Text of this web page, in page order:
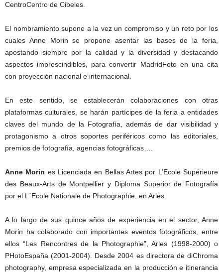
CentroCentro de Cibeles.
El nombramiento supone a la vez un compromiso y un reto por los
cuales Anne Morin se propone asentar las bases de la feria,
apostando siempre por la calidad y la diversidad y destacando
aspectos imprescindibles, para convertir MadridFoto en una cita
con proyección nacional e internacional.
En este sentido, se establecerán colaboraciones con otras
plataformas culturales, se harán partícipes de la feria a entidades
claves del mundo de la Fotografía, además de dar visibilidad y
protagonismo a otros soportes periféricos como las editoriales,
premios de fotografía, agencias fotográficas….
Anne Morin es Licenciada en Bellas Artes por L’Ecole Supérieure
des Beaux-Arts de Montpellier y Diploma Superior de Fotografía
por el L´Ecole Nationale de Photographie, en Arles.
A lo largo de sus quince años de experiencia en el sector, Anne
Morin ha colaborado con importantes eventos fotográficos, entre
ellos “Les Rencontres de la Photographie”, Arles (1998-2000) o
PHotoEspaña (2001-2004). Desde 2004 es directora de diChroma
photography, empresa especializada en la producción e itinerancia